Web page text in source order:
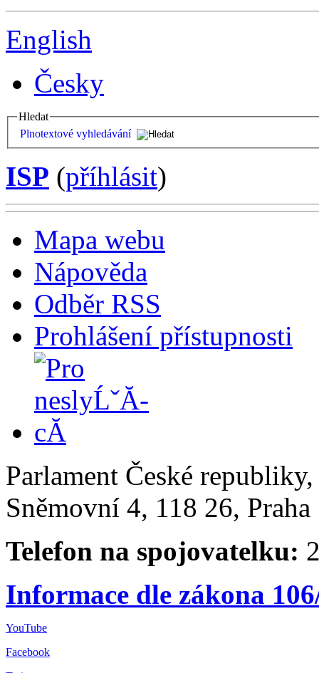
English
Česky
Hledat
Plnotextové vyhledávání
ISP (příhlásit)
Mapa webu
Nápověda
Odběr RSS
Prohlášení přístupnosti
Parlament České
Sněmovní 4, 118 26,
Telefon na spojovatelku:
Informace dle zákona
YouTube
Facebook